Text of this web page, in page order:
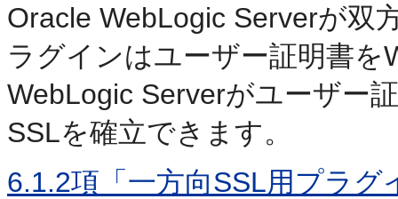
Oracle WebLogic Serverが双
ラグインはユーザー証明書
WebLogic Serverがユーザー
SSLを確立できます。
6.1.2項「一方向SSL用プラグ